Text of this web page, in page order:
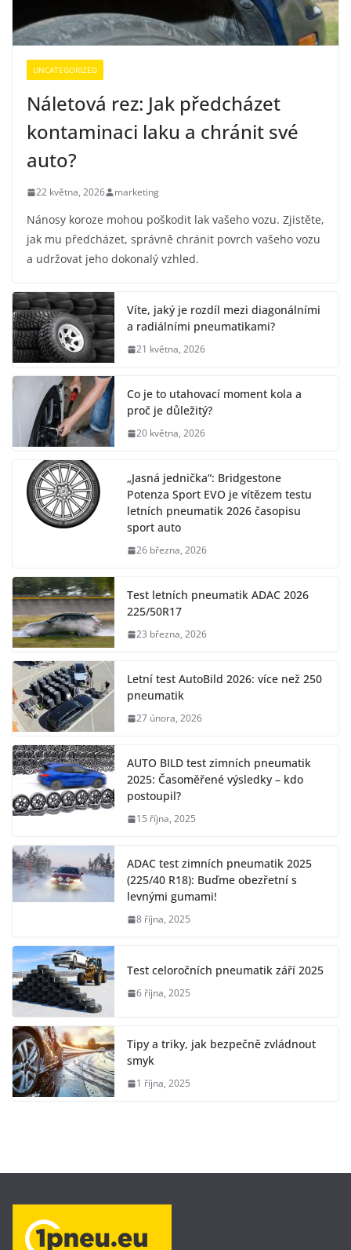
UNCATEGORIZED
Náletová rez: Jak předcházet
kontaminaci laku a chránit své
auto?
22 května, 2026 marketing
Nánosy koroze mohou poškodit lak vašeho vozu. Zjistěte,
jak mu předcházet, správně chránit povrch vašeho vozu
a udržovat jeho dokonalý vzhled.
Víte, jaký je rozdíl mezi diagonálními
a radiálními pneumatikami?
21 května, 2026
Co je to utahovací moment kola a
proč je důležitý?
20 května, 2026
„Jasná jednička“: Bridgestone
Potenza Sport EVO je vítězem testu
letních pneumatik 2026 časopisu
sport auto
26 března, 2026
Test letních pneumatik ADAC 2026
225/50R17
23 března, 2026
Letní test AutoBild 2026: více než 250
pneumatik
27 února, 2026
AUTO BILD test zimních pneumatik
2025: Časoměřené výsledky – kdo
postoupil?
15 října, 2025
ADAC test zimních pneumatik 2025
(225/40 R18): Buďme obezřetní s
levnými gumami!
8 října, 2025
Test celoročních pneumatik září 2025
6 října, 2025
Tipy a triky, jak bezpečně zvládnout
smyk
1 října, 2025